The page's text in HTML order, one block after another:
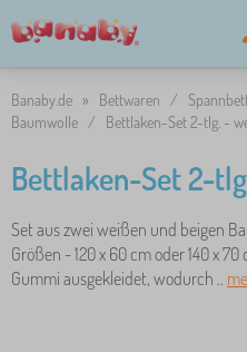
Banaby.de » Bettwaren /
Baumwolle / Bettlaken-Set 2-tlg. -
Bettlaken-Set 2-
Set aus zwei weißen und beigen
Größen - 120 x 60 cm oder 140 x
Gummi ausgekleidet, wodurch ..